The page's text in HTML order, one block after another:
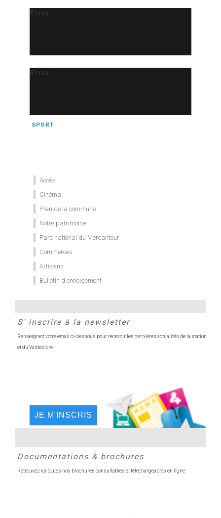
Error
Error
SPORT
Accès
Cinéma
Plan de la commune
Notre patrimoine
Parc national du Mercantour
Commerces
Artisans
Bulletin d'enneigement
S' inscrire à la newsletter
Renseignez votre email ci-dessous pour recevoir les dernières actualités de la station
et du Valdeblore
JE M'INSCRIS
Documentations & brochures
Retrouvez ici toutes nos brochures consultables et téléchargeables en ligne